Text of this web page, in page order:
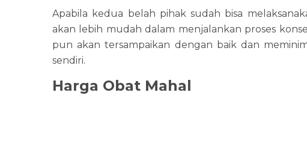
Apabila kedua belah pihak sudah bisa
akan lebih mudah dalam menjalankan proses
pun akan tersampaikan dengan baik dan
sendiri.
Harga Obat Mahal